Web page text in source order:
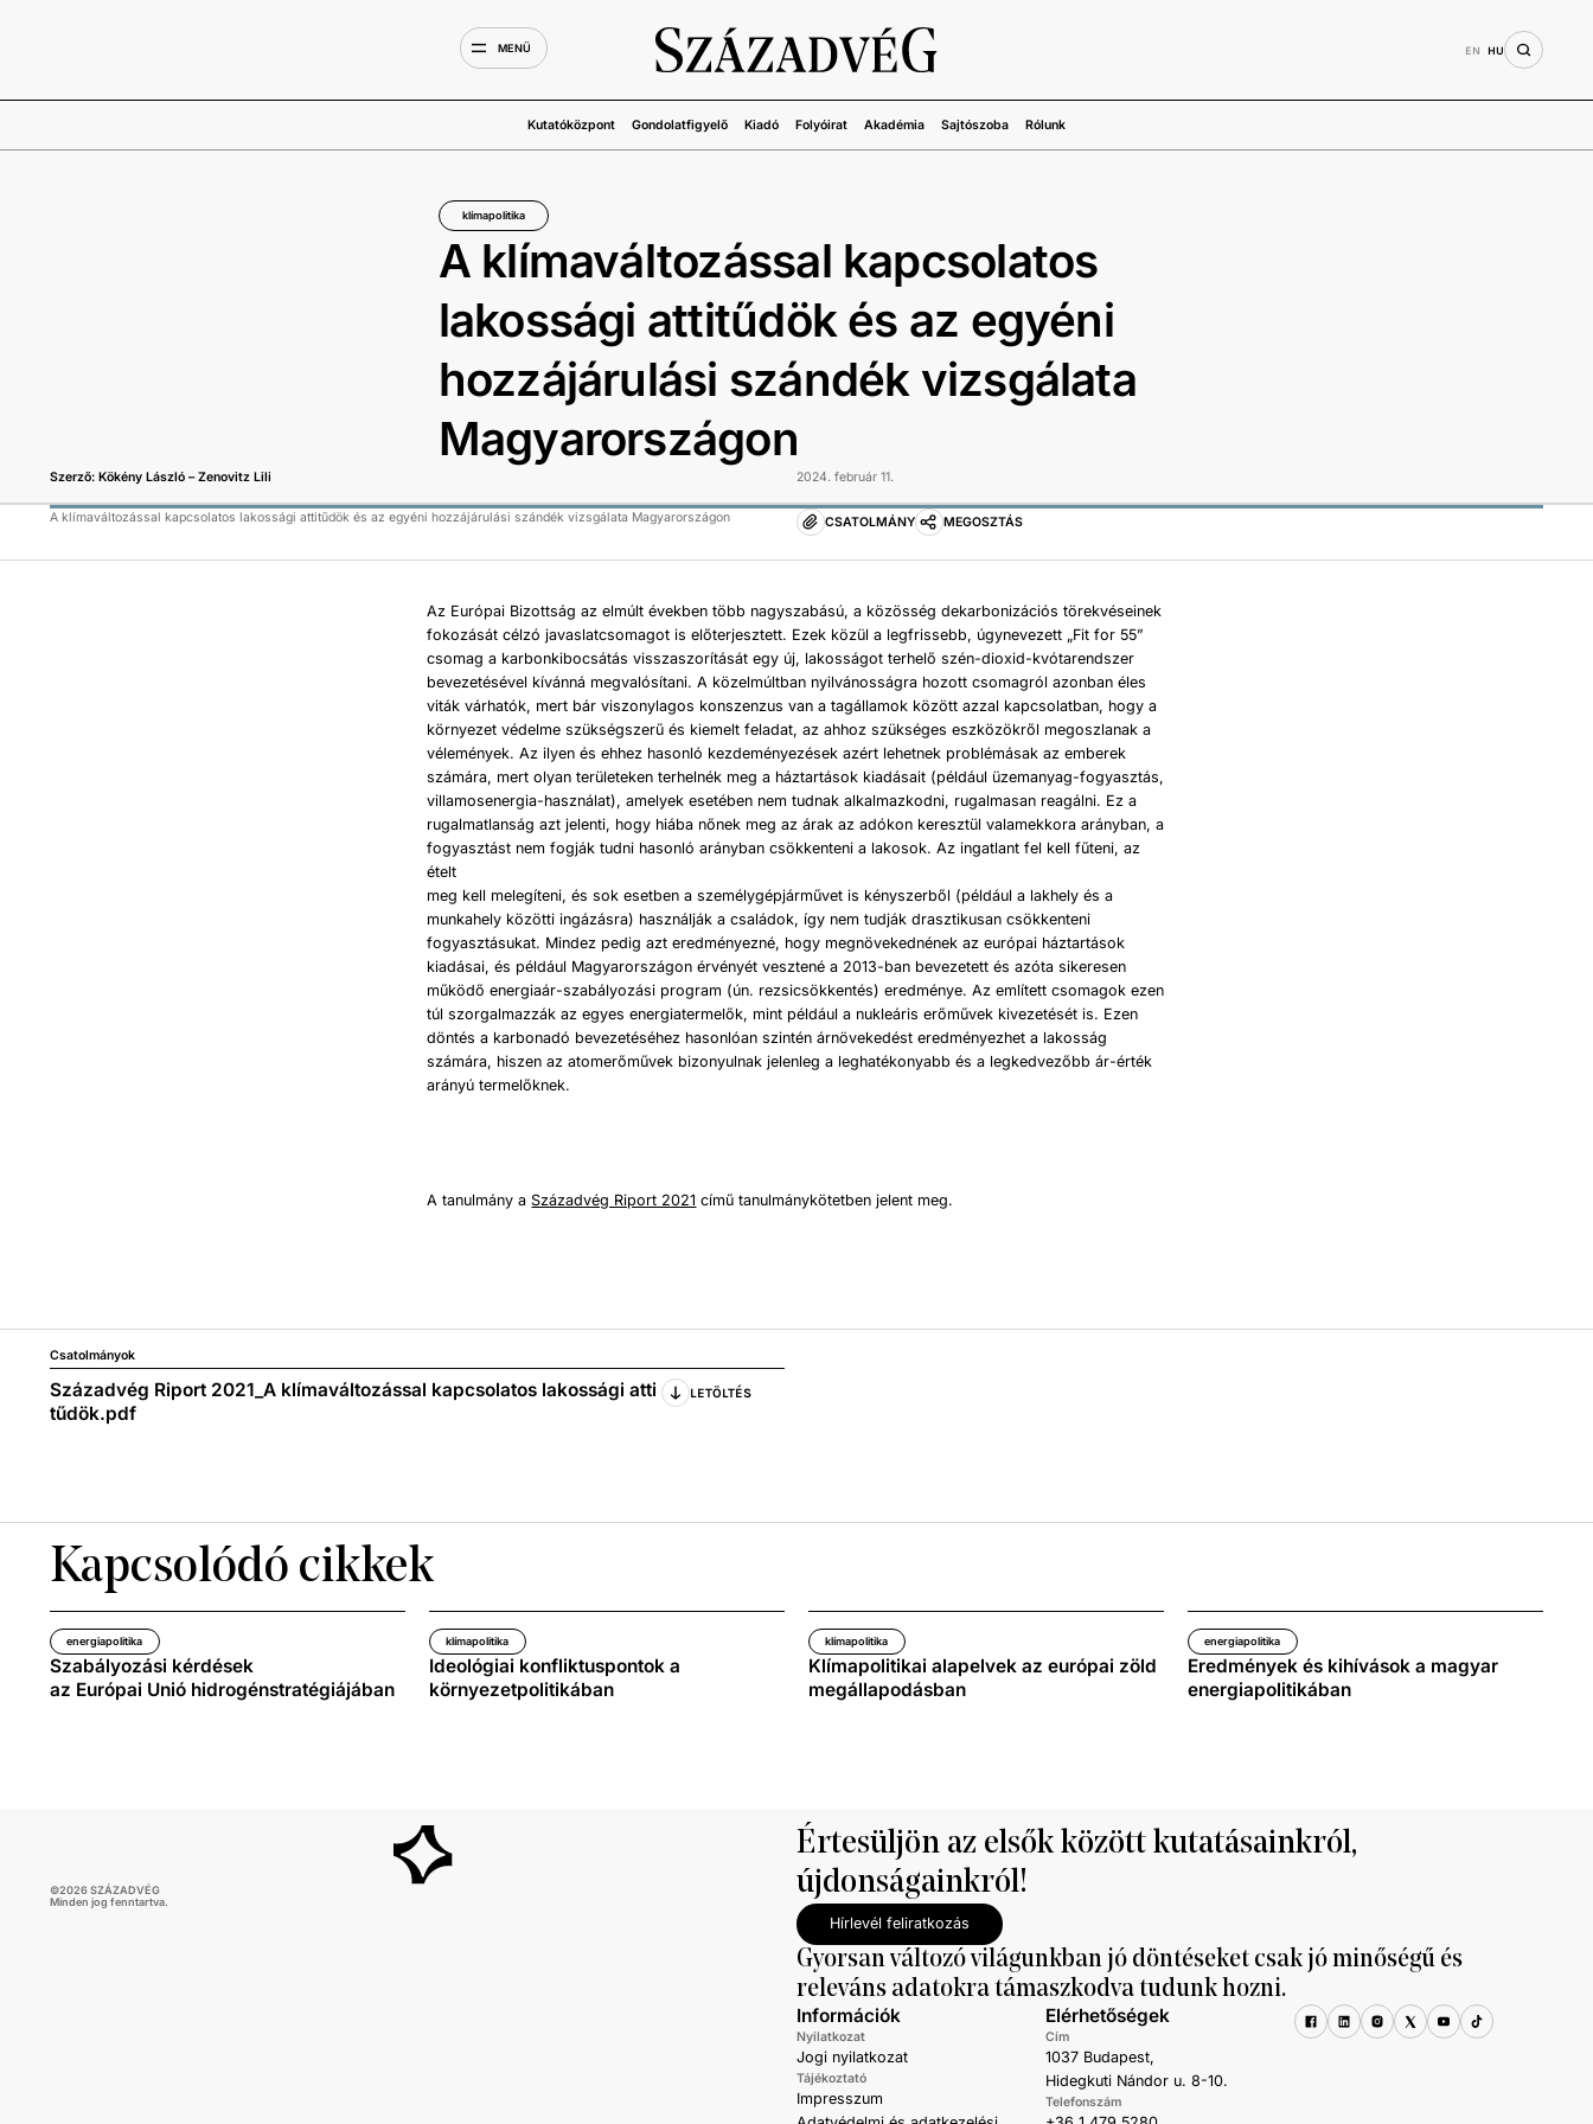
MENÜ EN HU
Kutatóközpont Gondolatfigyelő Kiadó Folyóirat Akadémia Sajtószoba Rólunk
klímapolitika
A klímaváltozással kapcsolatos
lakossági attitűdök és az egyéni
hozzájárulási szándék vizsgálata
Magyarországon
Szerző: Kökény László – Zenovitz Lili 2024. február 11.
A klímaváltozással kapcsolatos lakossági attitűdök és az egyéni hozzájárulási szándék vizsgálata Magyarországon CSATOLMÁNY MEGOSZTÁS
Az Európai Bizottság az elmúlt években több nagyszabású, a közösség dekarbonizációs törekvéseinek
fokozását célzó javaslatcsomagot is előterjesztett. Ezek közül a legfrissebb, úgynevezett „Fit for 55”
csomag a karbonkibocsátás visszaszorítását egy új, lakosságot terhelő szén-dioxid-kvótarendszer
bevezetésével kívánná megvalósítani. A közelmúltban nyilvánosságra hozott csomagról azonban éles
viták várhatók, mert bár viszonylagos konszenzus van a tagállamok között azzal kapcsolatban, hogy a
környezet védelme szükségszerű és kiemelt feladat, az ahhoz szükséges eszközökről megoszlanak a
vélemények. Az ilyen és ehhez hasonló kezdeményezések azért lehetnek problémásak az emberek
számára, mert olyan területeken terhelnék meg a háztartások kiadásait (például üzemanyag-fogyasztás,
villamosenergia-használat), amelyek esetében nem tudnak alkalmazkodni, rugalmasan reagálni. Ez a
rugalmatlanság azt jelenti, hogy hiába nőnek meg az árak az adókon keresztül valamekkora arányban, a
fogyasztást nem fogják tudni hasonló arányban csökkenteni a lakosok. Az ingatlant fel kell fűteni, az
ételt
meg kell melegíteni, és sok esetben a személygépjárművet is kényszerből (például a lakhely és a
munkahely közötti ingázásra) használják a családok, így nem tudják drasztikusan csökkenteni
fogyasztásukat. Mindez pedig azt eredményezné, hogy megnövekednének az európai háztartások
kiadásai, és például Magyarországon érvényét vesztené a 2013-ban bevezetett és azóta sikeresen
működő energiaár-szabályozási program (ún. rezsicsökkentés) eredménye. Az említett csomagok ezen
túl szorgalmazzák az egyes energiatermelők, mint például a nukleáris erőművek kivezetését is. Ezen
döntés a karbonadó bevezetéséhez hasonlóan szintén árnövekedést eredményezhet a lakosság
számára, hiszen az atomerőművek bizonyulnak jelenleg a leghatékonyabb és a legkedvezőbb ár-érték
arányú termelőknek.
A tanulmány aSzázadvég Riport 2021 című tanulmánykötetben jelent meg.
Csatolmányok
Századvég Riport 2021_A klímaváltozással kapcsolatos lakossági atti
tűdök.pdf
LETÖLTÉS
Kapcsolódó cikkek
energiapolitika
Szabályozási kérdések
az Európai Unió hidrogénstratégiájában
klímapolitika
Ideológiai konfliktuspontok a
környezetpolitikában
klímapolitika
Klímapolitikai alapelvek az európai zöld
megállapodásban
energiapolitika
Eredmények és kihívások a magyar
energiapolitikában
©2026SZÁZADVÉG
Minden jog fenntartva.
Értesüljön az elsők között kutatásainkról,
újdonságainkról!
Hírlevél feliratkozás
Gyorsan változó világunkban jó döntéseket csak jó minőségű és
releváns adatokra támaszkodva tudunk hozni.
Információk
Nyilatkozat
Jogi nyilatkozat
Tájékoztató
Impresszum
Elérhetőségek
Cím
1037 Budapest,
Hidegkuti Nándor u. 8-10.
Telefonszám